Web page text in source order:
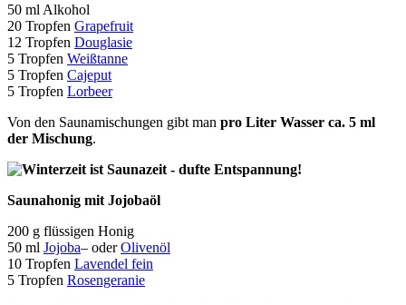
50 ml Alkohol
20 Tropfen Grapefruit
12 Tropfen Douglasie
5 Tropfen Weißtanne
5 Tropfen Cajeput
5 Tropfen Lorbeer
Von den Saunamischungen gibt man pro Liter Wasser ca. 5 ml
der Mischung.
Saunahonig mit Jojobaöl
200 g flüssigen Honig
50 ml Jojoba– oderOlivenöl
10 Tropfen Lavendel fein
5 Tropfen Rosengeranie